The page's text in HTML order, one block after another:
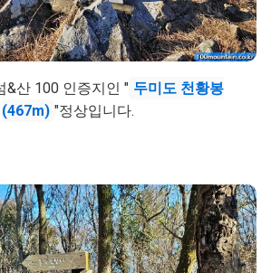
&산 100 인증지인 " 두미도 천황봉
(467m) "정상입니다.